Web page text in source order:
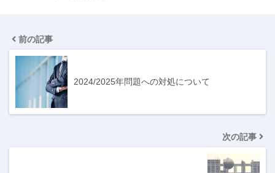
前の記事
2024/2025年問題への対処について
次の記事